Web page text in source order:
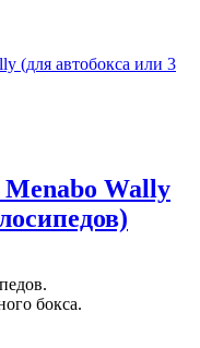
Wally
бокса.